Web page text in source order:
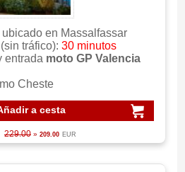
en Massalfassar
tráfico): 30 minutos
entrada moto GP Valencia
Cheste
a cesta
229.00 » 209.00 EUR